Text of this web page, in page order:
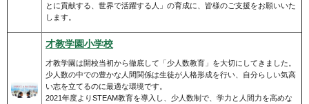
とに貢献する、世界で活躍する人」の育成に、皆様のご支援をお願いいた
します。
才教学園小学校
才教学園は開校当初から徹底して「少人数教育」を大切にしてきました。
少人数の中での豊かな人間関係は生徒が人格形成を行い、自分らしい気高
い志を立てるのに最適な環境です。
2021年度よりSTEAM教育を導入し、少人数制で、学力と人間力を高めな